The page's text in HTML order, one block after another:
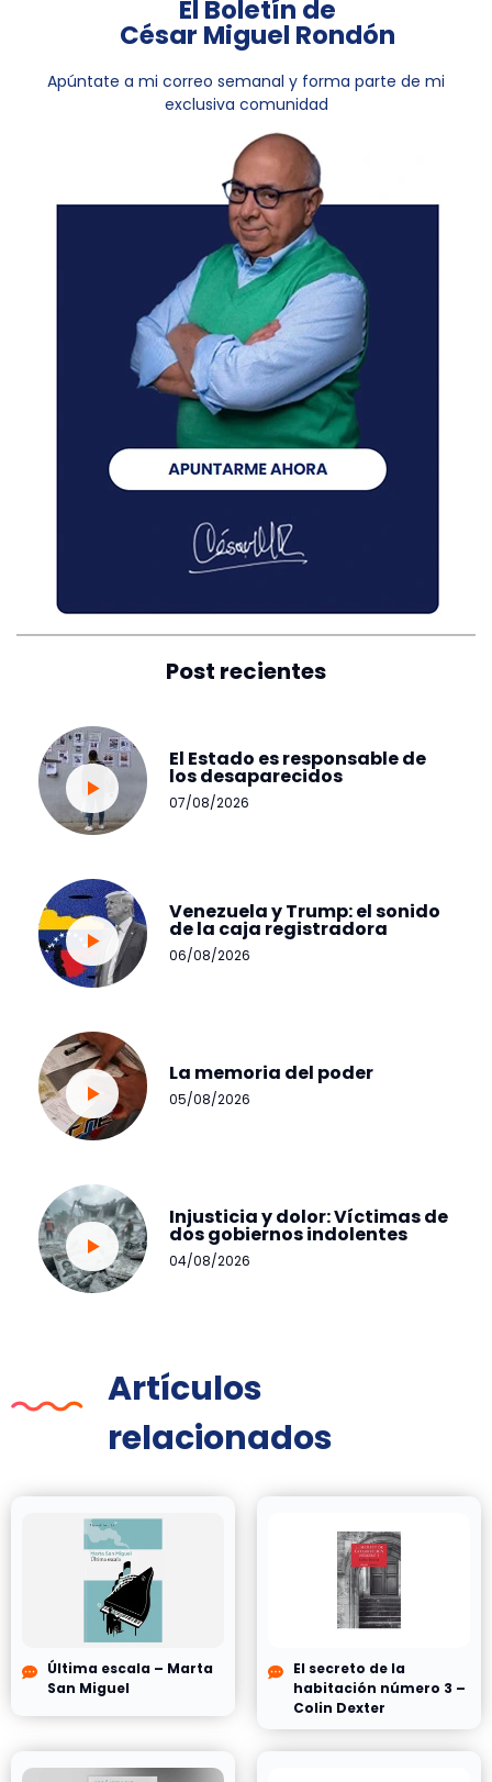
El Boletín de
César Miguel Rondón
Apúntate a mi correo semanal y forma parte de mi
exclusiva comunidad
Post recientes
El Estado es responsable de
los desaparecidos
07/08/2026
Venezuela y Trump: el sonido
de la caja registradora
06/08/2026
La memoria del poder
05/08/2026
Injusticia y dolor: Víctimas de
dos gobiernos indolentes
04/08/2026
Artículos
relacionados
Última escala – Marta
San Miguel
El secreto de la
habitación número 3 –
Colin Dexter